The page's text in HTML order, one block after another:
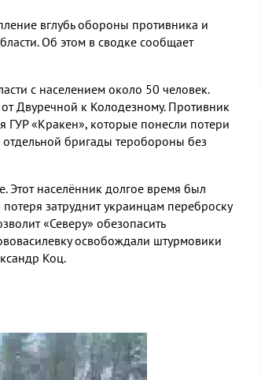
вглубь обороны противника и
Об этом в сводке сообщает
с населением около 50 человек.
Двуречной к Колодезному. Противник
ГУР «Кракен», которые понесли потери
отдельной бригады теробороны без
Этот населённик долгое время был
затруднит украинцам переброску
«Северу» обезопасить
освобождали штурмовики
Коц.